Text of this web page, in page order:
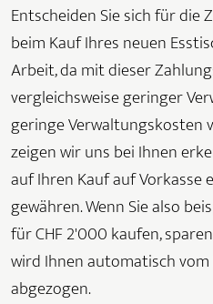
Entscheiden Sie sich für die
beim Kauf Ihres neuen
Arbeit, da mit dieser
vergleichsweise geringer
geringe Verwaltungskosten
zeigen wir uns bei Ihnen
auf Ihren Kauf auf Vorkasse
gewähren. Wenn Sie also
für CHF 2'000 kaufen,
wird Ihnen automatisch
abgezogen.